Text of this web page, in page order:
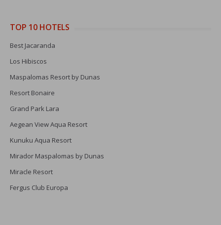
TOP 10 HOTELS
Best Jacaranda
Los Hibiscos
Maspalomas Resort by Dunas
Resort Bonaire
Grand Park Lara
Aegean View Aqua Resort
Kunuku Aqua Resort
Mirador Maspalomas by Dunas
Miracle Resort
Fergus Club Europa